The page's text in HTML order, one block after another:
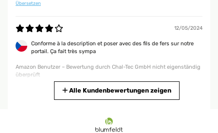
Amazon Benutzer – Bewertung durch Chal-Tec GmbH nicht eigenständig
überprüft
Top Material, robust und wirkt trotzdem natürlich. Gut z.B. für kaputte
Übersetzen
12/05/2024
Conforme à la description et poser avec des fils de fers sur notre
portail. Ça fait très sympa
Amazon Benutzer – Bewertung durch Chal-Tec GmbH nicht eigenständig
überprüft
Surtout utilisé pour séparation entre les terrasses, ma voisine ayant
Alle Kundenbewertungen zeigen